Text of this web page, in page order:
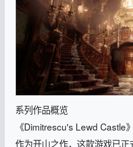
系列作品概览
《Dimitrescu's Lewd Castle
作为开山之作，这款游戏已